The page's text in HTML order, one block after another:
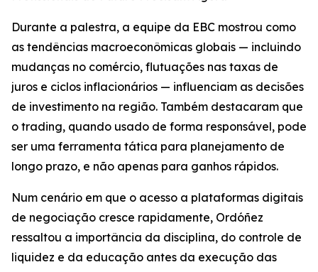
Durante a palestra, a equipe da EBC mostrou como
as tendências macroeconômicas globais — incluindo
mudanças no comércio, flutuações nas taxas de
juros e ciclos inflacionários — influenciam as decisões
de investimento na região. Também destacaram que
o trading, quando usado de forma responsável, pode
ser uma ferramenta tática para planejamento de
longo prazo, e não apenas para ganhos rápidos.
Num cenário em que o acesso a plataformas digitais
de negociação cresce rapidamente, Ordóñez
ressaltou a importância da disciplina, do controle de
liquidez e da educação antes da execução das